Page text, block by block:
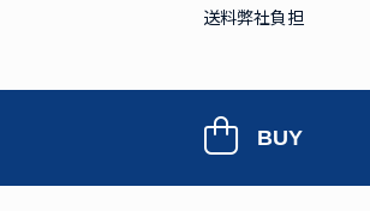
送料弊社負担
BUY